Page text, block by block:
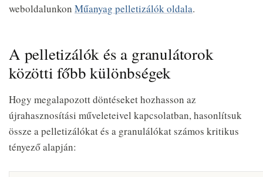
weboldalunkon Műanyag pelletizálók oldala.
A pelletizálók és a granulátorok
közötti főbb különbségek
Hogy megalapozott döntéseket hozhasson az
újrahasznosítási műveleteivel kapcsolatban, hasonlítsuk
össze a pelletizálókat és a granulálókat számos kritikus
tényező alapján: